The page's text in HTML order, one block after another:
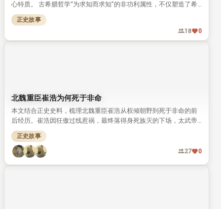
心特质。 古希腊哲学“为求知而求知”的非功利属性，不仅塑造了希
腊民族性格，还推动了早期科学理论体系的发展。
正史故事
18
0
北魏重臣崔浩为何死于非命
本文结合正史史料，梳理北魏重臣崔浩从权倾朝野到死于非命的前
后经历。崔浩因狂傲过线惹祸，最终落得身死族灭的下场，太武帝
拓跋焘也未得善终。
正史故事
27 0